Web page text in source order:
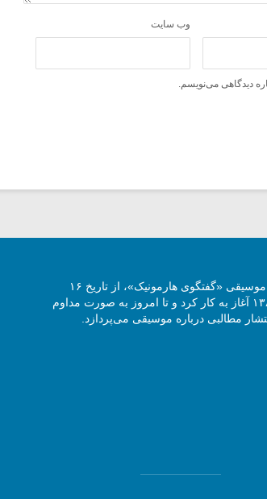
وب‌ سایت
دیدگاهی می‌نویسم.
مجله آنلاین موسیقی «گفتگوی هارمونیک»، از تاریخ ۱۶
فروردین ۱۳۸۳ آغاز به کار کرد و تا امروز به صورت مداوم
مطالبی درباره موسیقی می‌پردازد.